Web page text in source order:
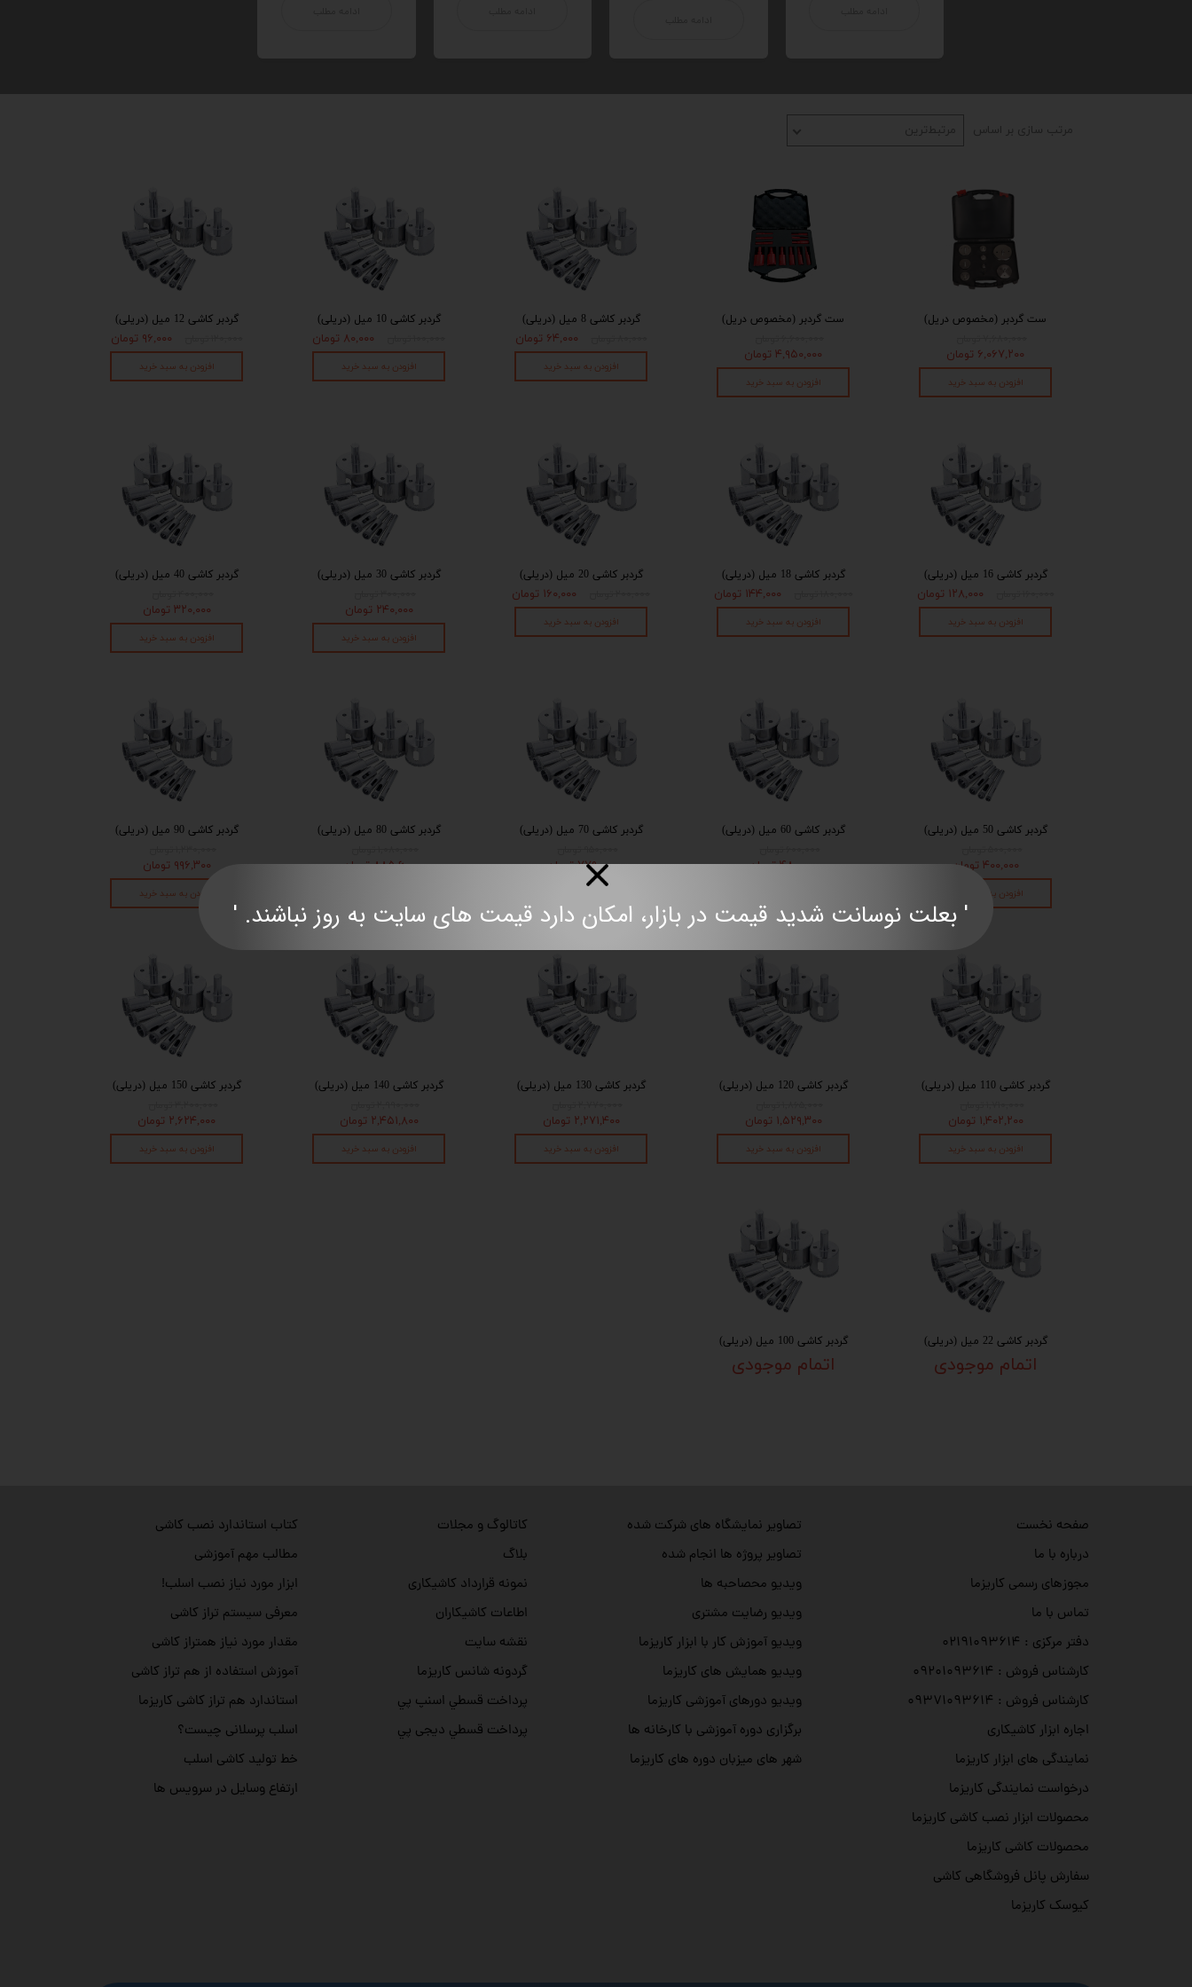
مرتب سازی بر اساس مرتبط‌ترین
ست گردبر (مخصوص دریل)
۶,۰۶۷,۲۰۰ تومان
افزودن به سبد خرید
ست گردبر (مخصوص دریل)
۴,۹۵۰,۰۰۰ تومان
افزودن به سبد خرید
گردبر کاشی 8 میل (دریلی)
۶۴,۰۰۰ تومان
افزودن به سبد خرید
گردبر کاشی 10 میل (دریلی)
۸۰,۰۰۰ تومان
افزودن به سبد خرید
گردبر کاشی 12 میل (دریلی)
۹۶,۰۰۰ تومان
افزودن به سبد خرید
گردبر کاشی 16 میل (دریلی)
۱۲۸,۰۰۰ تومان
افزودن به سبد خرید
گردبر کاشی 18 میل (دریلی)
۱۴۴,۰۰۰ تومان
افزودن به سبد خرید
گردبر کاشی 20 میل (دریلی)
۱۶۰,۰۰۰ تومان
افزودن به سبد خرید
گردبر کاشی 30 میل (دریلی)
۲۴۰,۰۰۰ تومان
افزودن به سبد خرید
گردبر کاشی 40 میل (دریلی)
۳۲۰,۰۰۰ تومان
افزودن به سبد خرید
گردبر کاشی 50 میل (دریلی)
۴۰۰,۰۰۰ تومان
افزودن به سبد خرید
گردبر کاشی 60 میل (دریلی)
۴۸۰,۰۰۰ تومان
گردبر کاشی 70 میل (دریلی)
۷۷۹,۰۰۰ تومان
گردبر کاشی 80 میل (دریلی)
۸۸۵,۶۰۰ تومان
گردبر کاشی 90 میل (دریلی)
۹۹۶,۳۰۰ تومان
افزودن به سبد خرید
گردبر کاشی 110 میل (دریلی)
۱,۴۰۲,۲۰۰ تومان
افزودن به سبد خرید
گردبر کاشی 120 میل (دریلی)
۱,۵۲۹,۳۰۰ تومان
افزودن به سبد خرید
گردبر کاشی 130 میل (دریلی)
۲,۲۷۱,۴۰۰ تومان
افزودن به سبد خرید
گردبر کاشی 140 میل (دریلی)
۲,۴۵۱,۸۰۰ تومان
افزودن به سبد خرید
گردبر کاشی 150 میل (دریلی)
۲,۶۲۴,۰۰۰ تومان
افزودن به سبد خرید
گردبر کاشی 22 میل (دریلی)
اتمام موجودی
گردبر کاشی 100 میل (دریلی)
اتمام موجودی
تصاویر نمایشگاه های شرکت شده
تصاویر پروژه ها انجام شده
ویدیو محصاحبه ها
ویدیو رضایت مشتری
ویدیو آموزش کار با ابزار کاریزما
ویدیو همایش های کاریزما
ویدیو دورهای آموزشی کاریزما
برگزاری دوره آموزشی با کارخانه ها
شهر های میزبان دوره های کاریزما
صفحه نخست
درباره با ما
مجوزهای رسمی کاریزما
تماس با ما
دفتر مرکزی : ۰۲۱۹۱۰۹۳۶۱۴
کارشناس فروش : ۰۹۲۰۱۰۹۳۶۱۴
کارشناس فروش : ۰۹۳۷۱۰۹۳۶۱۴
اجاره ابزار کاشیکاری
نمایندگی های ابزار کاریزما
درخواست نمایندگی کاریزما
محصولات ابزار نصب کاشی کاریزما
محصولات کاشی کاریزما
سفارش پانل فروشگاهی کاشی
کیوسک کاریزما
کاتالوگ و مجلات
بلاگ
نمونه قرارداد کاشیکاری
اطاعات کاشیکاران
نقشه سایت
گردونه شانس کاریزما
پرداخت قسطي اسنپ پي
پرداخت قسطي دیجی پي
کتاب استاندارد نصب کاشی
مطالب مهم آموزشی
ابزار مورد نیاز نصب اسلب!
معرفی سیستم تراز کاشی
مقدار مورد نیاز همتراز کاشی
آموزش استفاده از هم تراز کاشی
استاندارد هم تراز کاشی کاریزما
اسلب پرسلانی چیست؟
خط تولید کاشی اسلب
ارتفاع وسایل در سرویس ها
' بعلت نوسانت شدید قیمت در بازار، امکان دارد قیمت های سایت به روز نباشند. '​​​​​​​​​​​​​​